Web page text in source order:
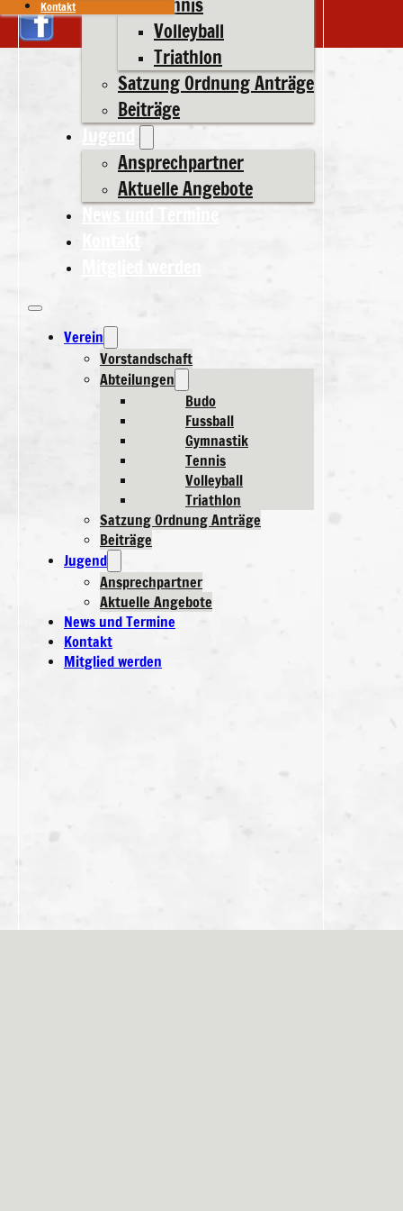
Volleyball
Triathlon
Satzung Ordnung Anträge
Beiträge
Jugend
Ansprechpartner
Aktuelle Angebote
News und Termine
Verein
Vorstandschaft
Abteilungen
Budo
Fussball
Gymnastik
Tennis
Volleyball
Triathlon
Satzung Ordnung Anträge
Beiträge
Jugend
Ansprechpartner
Aktuelle Angebote
News und Termine
Kontakt
Mitglied werden
Kontakt